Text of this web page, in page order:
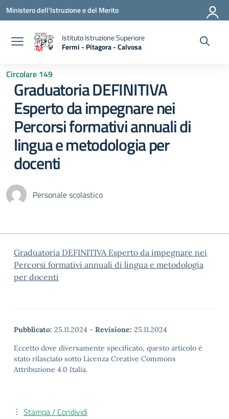
Vai ai contenuti
Vai al menu di navigazione
Vai al footer
Ministero dell'Istruzione e del Merito
Istituto Istruzione Superiore
Fermi - Pitagora - Calvosa
— Visita la pagina iniziale della scuola
Circolare 149
Graduatoria DEFINITIVA
Esperto da impegnare nei
Percorsi formativi annuali di
lingua e metodologia per
docenti
Personale scolastico
Graduatoria DEFINITIVA Esperto da impegnare nei
Percorsi formativi annuali di lingua e metodologia
per docenti
Pubblicato: 25.11.2024 - Revisione: 25.11.2024
Eccetto dove diversamente specificato, questo articolo è
stato rilasciato sotto Licenza Creative Commons
Attribuzione 4.0 Italia.
Stampa / Condividi